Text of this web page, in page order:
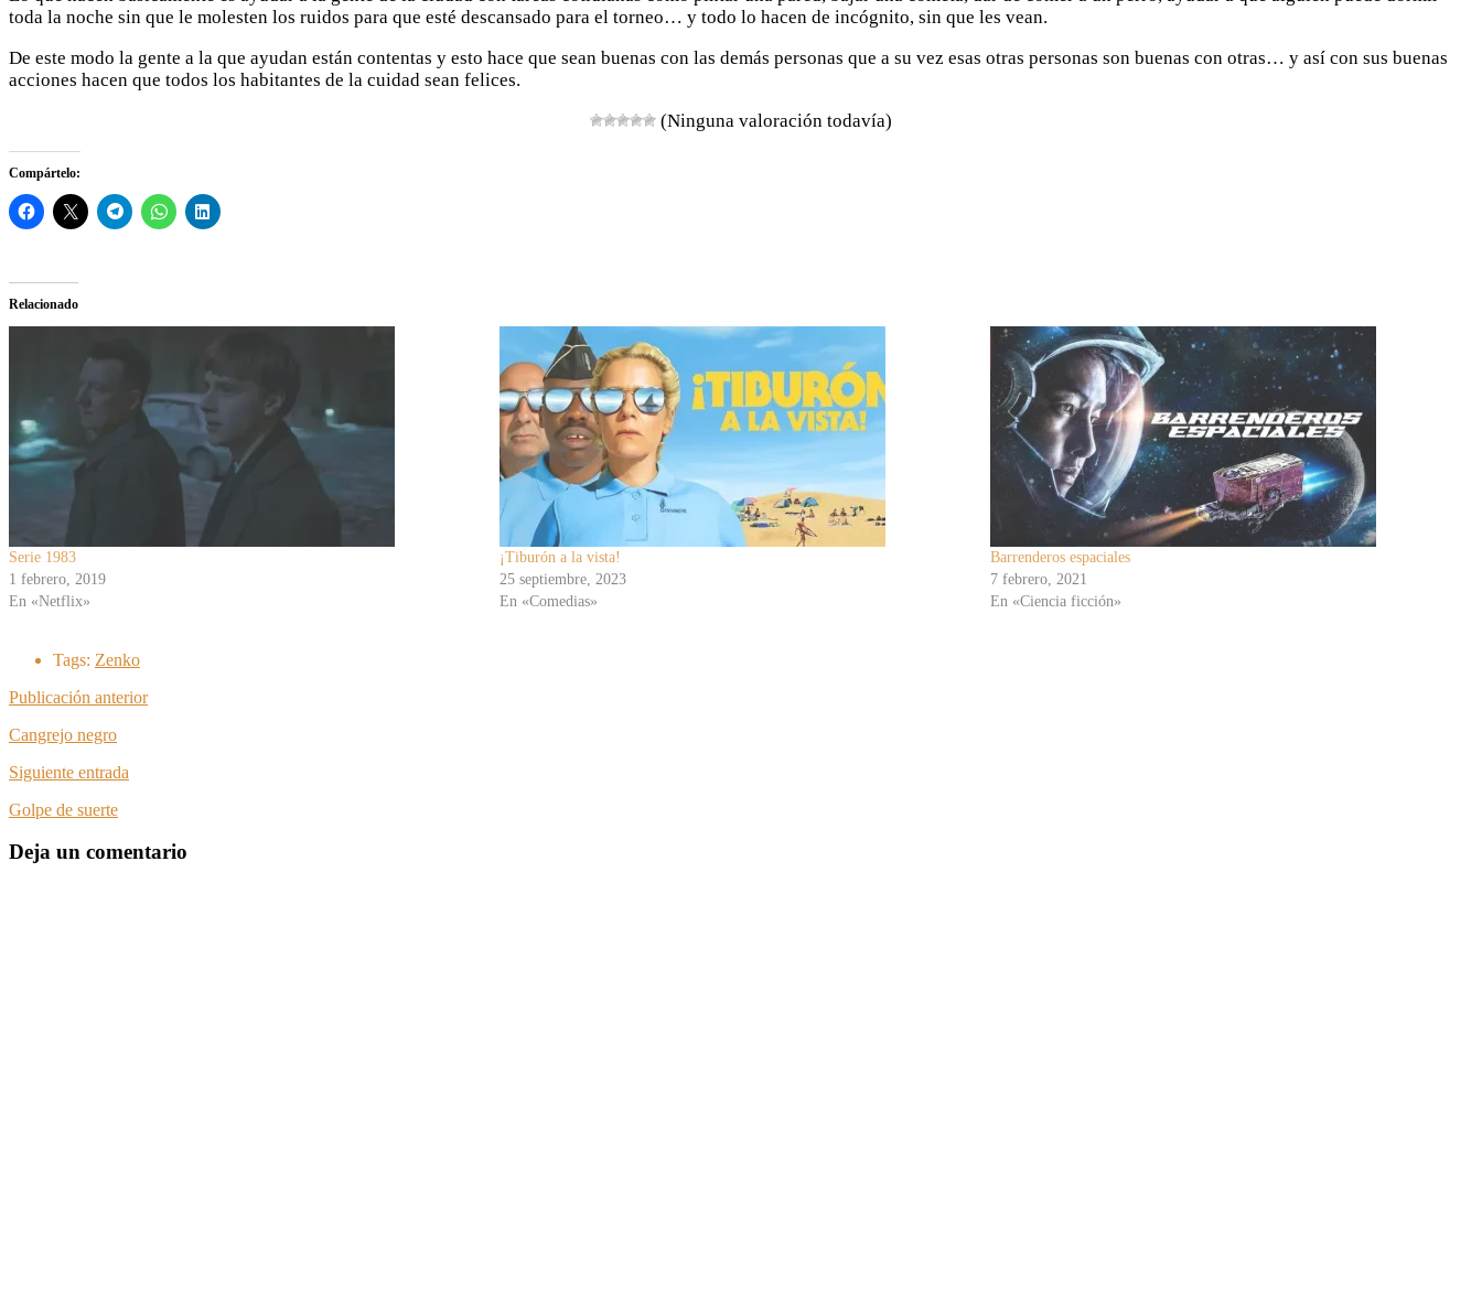
toda la noche sin que le molesten los ruidos para que esté descansado para el torneo… y todo lo hacen de incógnito, sin que les vean.
De este modo la gente a la que ayudan están contentas y esto hace que sean buenas con las demás personas que a su vez esas otras personas son buenas con otras… y así con sus buenas
acciones hacen que todos los habitantes de la cuidad sean felices.
(Ninguna valoración todavía)
Compártelo:
Relacionado
Serie 1983
1 febrero, 2019
En «Netflix»
¡Tiburón a la vista!
25 septiembre, 2023
En «Comedias»
Barrenderos espaciales
7 febrero, 2021
En «Ciencia ficción»
Tags: Zenko
Publicación anterior
Cangrejo negro
Siguiente entrada
Golpe de suerte
Deja un comentario